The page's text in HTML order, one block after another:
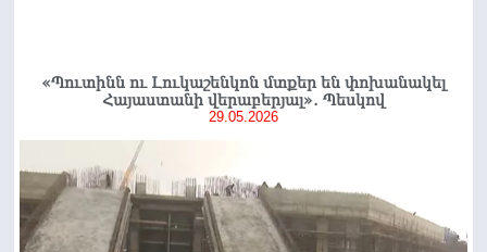
«Պուտինն ու Լուկաշենկոն մտքեր են փոխանակել
Հայաստանի վերաբերյալ»․ Պեսկով
29.05.2026